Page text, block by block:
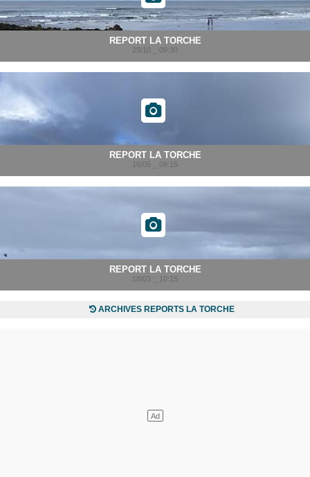
REPORT LA TORCHE
29/10 _ 09:30
REPORT LA TORCHE
16/05 _ 09:15
REPORT LA TORCHE
18/03 _ 10:15
ARCHIVES REPORTS LA TORCHE